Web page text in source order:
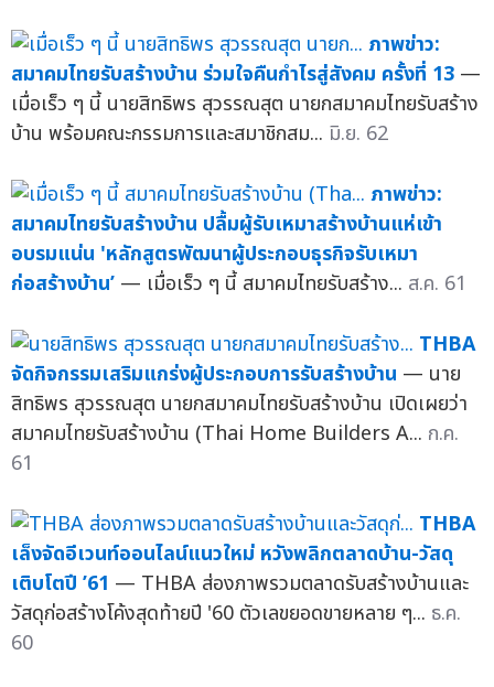
ภาพข่าว:
สมาคมไทยรับสร้างบ้าน ร่วมใจคืนกำไรสู่สังคม ครั้งที่ 13 —
เมื่อเร็ว ๆ นี้ นายสิทธิพร สุวรรณสุต นายกสมาคมไทยรับสร้าง
บ้าน พร้อมคณะกรรมการและสมาชิกสม... มิ.ย. 62
ภาพข่าว:
สมาคมไทยรับสร้างบ้าน ปลื้มผู้รับเหมาสร้างบ้านแห่เข้า
อบรมแน่น 'หลักสูตรพัฒนาผู้ประกอบธุรกิจรับเหมา
ก่อสร้างบ้าน’ — เมื่อเร็ว ๆ นี้ สมาคมไทยรับสร้าง... ส.ค. 61
THBA
จัดกิจกรรมเสริมแกร่งผู้ประกอบการรับสร้างบ้าน — นาย
สิทธิพร สุวรรณสุต นายกสมาคมไทยรับสร้างบ้าน เปิดเผยว่า
สมาคมไทยรับสร้างบ้าน (Thai Home Builders A... ก.ค.
61
THBA
เล็งจัดอีเวนท์ออนไลน์แนวใหม่ หวังพลิกตลาดบ้าน-วัสดุ
เติบโตปี ’61 — THBA ส่องภาพรวมตลาดรับสร้างบ้านและ
วัสดุก่อสร้างโค้งสุดท้ายปี '60 ตัวเลขยอดขายหลาย ๆ... ธ.ค.
60